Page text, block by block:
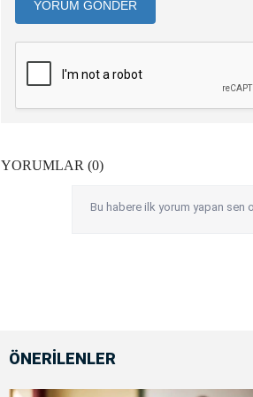
YORUM GÖNDER
YORUMLAR (0)
Bu habere ilk yorum yapan sen
ÖNERİLENLER